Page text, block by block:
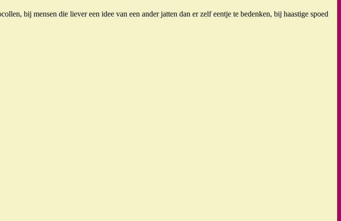
bij mensen die liever een idee van een ander jatten dan er zelf eentje te bedenken, bij haastige spoed